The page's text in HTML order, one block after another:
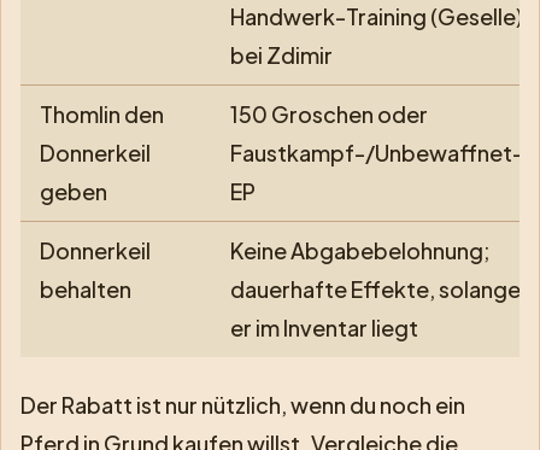
Handwerk-Training (Geselle)
bei Zdimir
Thomlin den
Donnerkeil
geben
150 Groschen oder
Faustkampf-/Unbewaffnet-
EP
Donnerkeil
behalten
Keine Abgabebelohnung;
dauerhafte Effekte, solange
er im Inventar liegt
Der Rabatt ist nur nützlich, wenn du noch ein
Pferd in Grund kaufen willst. Vergleiche die